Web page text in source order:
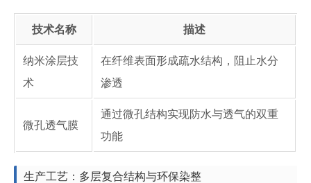
技术名称 描述
纳米涂层技
术
在纤维表面形成疏水结构，阻止水分
渗透
微孔透气膜
通过微孔结构实现防水与透气的双重
功能
生产工艺：多层复合结构与环保染整